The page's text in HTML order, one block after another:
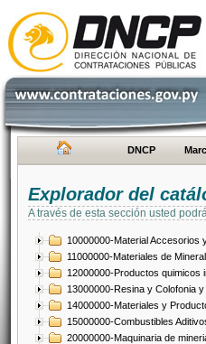
DNCP
Explorador del
A través de esta sección usted
10000000-Material Accesorios
11000000-Materiales de
12000000-Productos quimicos
13000000-Resina y Colofonia
14000000-Materiales y
15000000-Combustibles
20000000-Maquinaria de